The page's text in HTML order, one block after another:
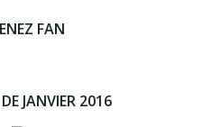
FAN
JANVIER 2016